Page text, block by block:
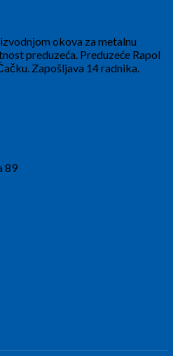
okova za metalnu
preduzeća. Preduzeće Rapol
Zapošljava 14 radnika.
89